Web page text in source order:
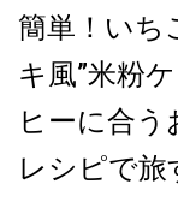
簡単！いち
キ風”米粉
ヒーに合
レシピで旅